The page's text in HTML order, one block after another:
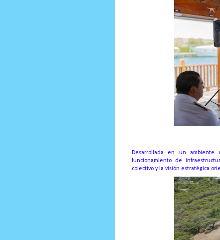
Desarrollada en un ambiente
funcionamiento de
colectivo y la visión estratégica